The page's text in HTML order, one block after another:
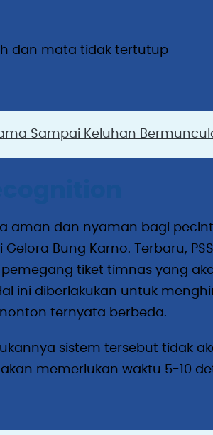
dan mata tidak tertutup
Sampai Keluhan
aman dan nyaman bagi
Bung Karno. Terbaru, PSSI
tiket timnas yang
ini diberlakukan untuk
ternyata berbeda.
sistem tersebut tidak
memerlukan waktu 5-10